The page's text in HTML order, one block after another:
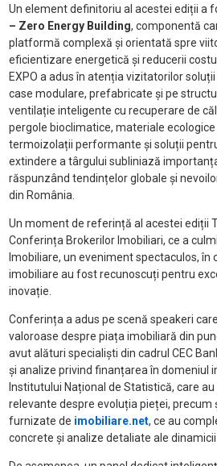
Un element definitoriu al acestei ediții a
– Zero Energy Building, componentă
platformă complexă și orientată spre
eficientizare energetică și reducerii
EXPO a adus în atenția vizitatorilor
case modulare, prefabricate și pe
ventilație inteligente cu recuperare de
pergole bioclimatice, materiale
termoizolații performante și soluții
extindere a târgului subliniază
răspunzând tendințelor globale și
din România.
Un moment de referință al acestei ediții
Conferința Brokerilor Imobiliari, ce a
Imobiliare, un eveniment spectaculos,
imobiliare au fost recunoscuți pentru
inovație.
Conferința a adus pe scenă speakeri
valoroase despre piața imobiliară din
avut alături specialiști din cadrul CEC
și analize privind finanțarea în domeniul
Institutului Național de Statistică, care
relevante despre evoluția pieței,
furnizate de imobiliare.net, ce au
concrete și analize detaliate ale